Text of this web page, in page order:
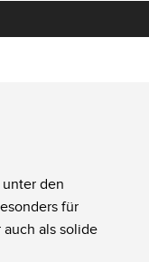
den
für
als solide